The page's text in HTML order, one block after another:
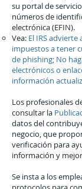
su portal de
números de
electrónica (EFIN).
Vea: El IRS
impuestos a tener
de phishing; No
electrónicos o
información
Los profesionales
consultar la
datos del
negocio, que
verificación para
información y
Se insta a los